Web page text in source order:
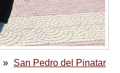
San Pedro del Pinatar